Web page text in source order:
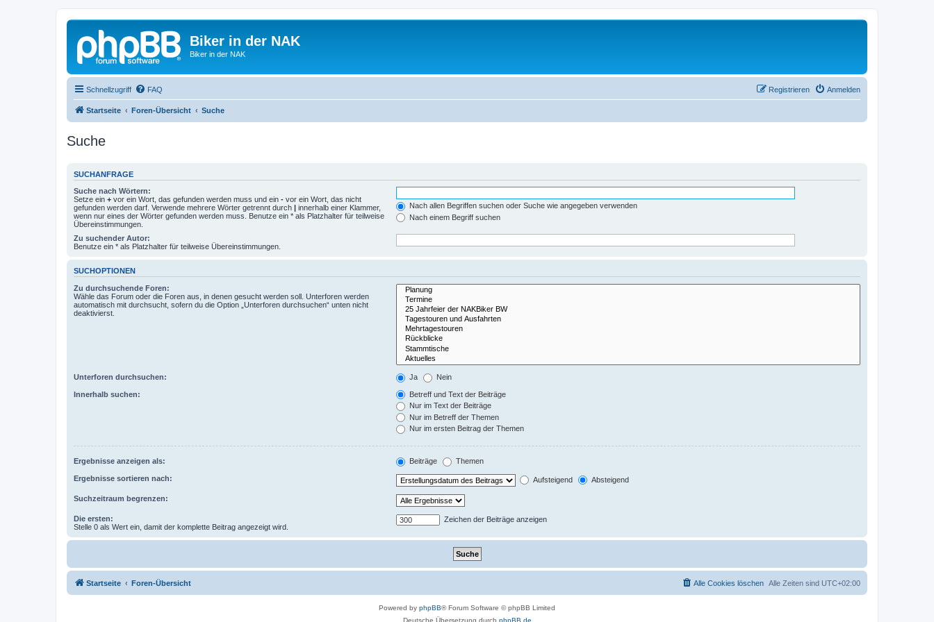
Biker in der NAK
Biker in der NAK
Schnellzugriff FAQ Anmelden
Registrieren
Startseite Foren-Übersicht Suche
Suche
SUCHANFRAGE
Suche nach Wörtern:
Setze ein + vor ein Wort, das gefunden werden muss und ein - vor ein Wort, das nicht
gefunden werden darf. Verwende mehrere Wörter getrennt durch | innerhalb einer Klammer,
wenn nur eines der Wörter gefunden werden muss. Benutze ein * als Platzhalter für teilweise
Übereinstimmungen.
Nach allen Begriffen suchen oder Suche wie angegeben verwenden
Nach einem Begriff suchen
Zu suchender Autor:
Benutze ein * als Platzhalter für teilweise Übereinstimmungen.
SUCHOPTIONEN
Zu durchsuchende Foren:
Wähle das Forum oder die Foren aus, in denen gesucht werden soll. Unterforen werden
automatisch mit durchsucht, sofern du die Option „Unterforen durchsuchen“ unten nicht
deaktivierst.
Unterforen durchsuchen: Ja Nein
Innerhalb suchen:
Betreff und Text der Beiträge
Nur im Text der Beiträge
Nur im Betreff der Themen
Nur im ersten Beitrag der Themen
Ergebnisse anzeigen als: Beiträge Themen
Ergebnisse sortieren nach: Aufsteigend Absteigend
Suchzeitraum begrenzen:
Die ersten:
Stelle 0 als Wert ein, damit der komplette Beitrag angezeigt wird.
Zeichen der Beiträge anzeigen
Startseite Foren-Übersicht Alle Zeiten sind UTC+02:00
Alle Cookies löschen
Powered by phpBB® Forum Software © phpBB Limited
Deutsche Übersetzung durch phpBB.de